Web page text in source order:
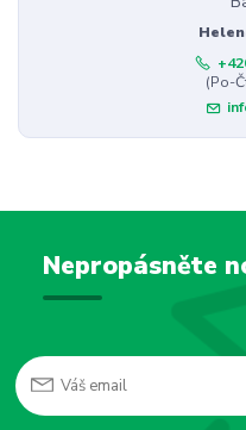
(Po-
Nepropásněte